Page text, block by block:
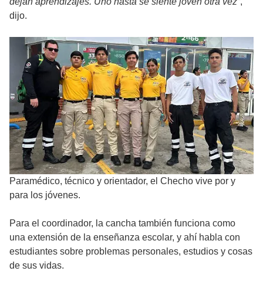
dijo.
Paramédico, técnico y orientador, el Checho vive por y
para los jóvenes.
Para el coordinador, la cancha también funciona como
una extensión de la enseñanza escolar, y ahí habla con
estudiantes sobre problemas personales, estudios y cosas
de sus vidas.